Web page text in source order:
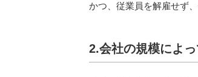
かつ、従業員を解雇せず
2.会社の規模によ